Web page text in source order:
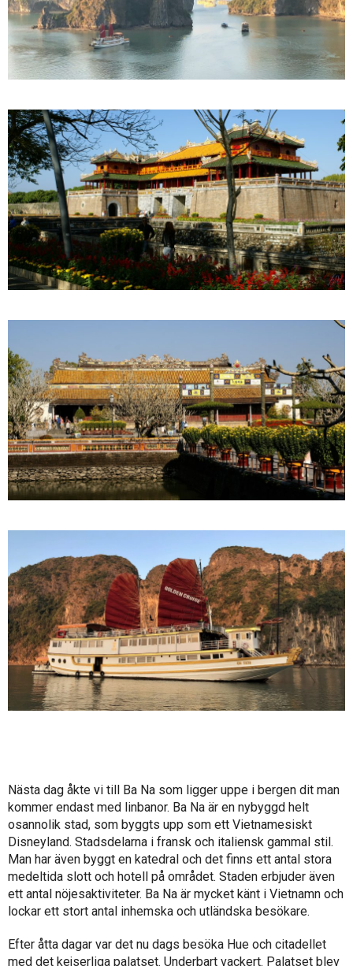
Nästa dag åkte vi till Ba Na som ligger uppe i bergen dit man
kommer endast med linbanor. Ba Na är en nybyggd helt
osannolik stad, som byggts upp som ett Vietnamesiskt
Disneyland. Stadsdelarna i fransk och italiensk gammal stil.
Man har även byggt en katedral och det finns ett antal stora
medeltida slott och hotell på området. Staden erbjuder även
ett antal nöjesaktiviteter. Ba Na är mycket känt i Vietnamn och
lockar ett stort antal inhemska och utländska besökare.
Efter åtta dagar var det nu dags besöka Hue och citadellet
med det kejserliga palatset. Underbart vackert. Palatset blev